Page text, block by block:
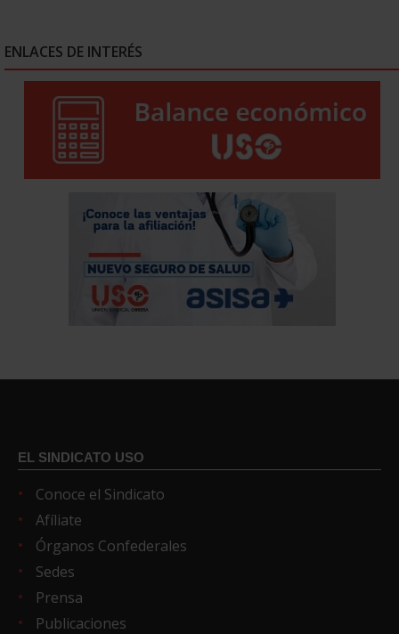
ENLACES DE INTERÉS
EL SINDICATO USO
Conoce el Sindicato
Afíliate
Órganos Confederales
Sedes
Prensa
Publicaciones